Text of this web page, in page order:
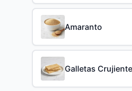
Amaranto
Galletas